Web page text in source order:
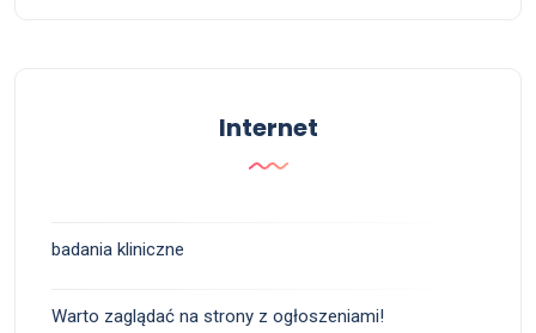
Internet
badania kliniczne
Warto zaglądać na strony z ogłoszeniami!